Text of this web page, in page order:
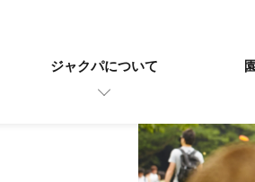
ジャクパについて